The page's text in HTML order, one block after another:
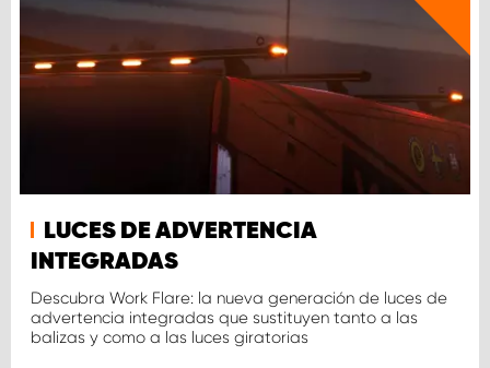
LUCES DE ADVERTENCIA
INTEGRADAS
Descubra Work Flare: la nueva generación de luces de
advertencia integradas que sustituyen tanto a las
balizas y como a las luces giratorias